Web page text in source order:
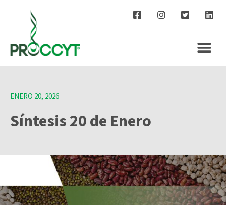
ENERO 20, 2026
Síntesis 20 de Enero